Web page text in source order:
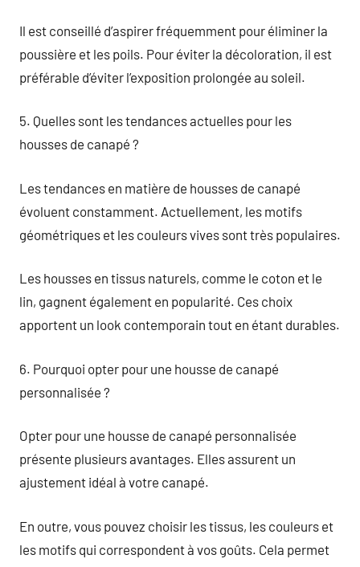
Il est conseillé d’aspirer fréquemment pour éliminer la
poussière et les poils. Pour éviter la décoloration, il est
préférable d’éviter l’exposition prolongée au soleil.
5. Quelles sont les tendances actuelles pour les
housses de canapé ?
Les tendances en matière de housses de canapé
évoluent constamment. Actuellement, les motifs
géométriques et les couleurs vives sont très populaires.
Les housses en tissus naturels, comme le coton et le
lin, gagnent également en popularité. Ces choix
apportent un look contemporain tout en étant durables.
6. Pourquoi opter pour une housse de canapé
personnalisée ?
Opter pour une housse de canapé personnalisée
présente plusieurs avantages. Elles assurent un
ajustement idéal à votre canapé.
En outre, vous pouvez choisir les tissus, les couleurs et
les motifs qui correspondent à vos goûts. Cela permet